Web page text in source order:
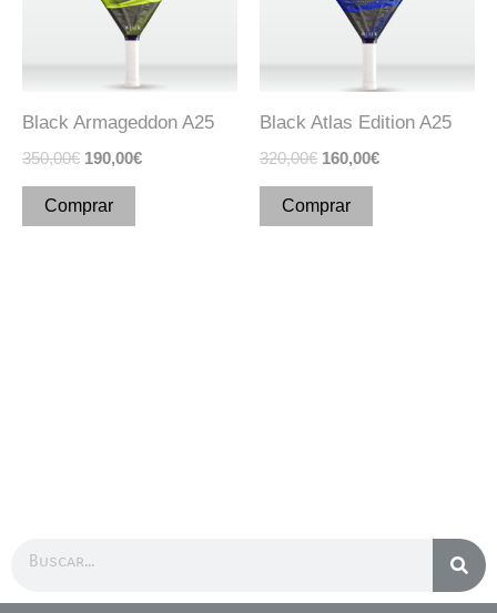
Black Armageddon A25
350,00€ 190,00€
Comprar
variantes.
Las
elegir
la
Black Atlas Edition A25
320,00€ 160,00€
Comprar
variantes.
Las
elegir
la